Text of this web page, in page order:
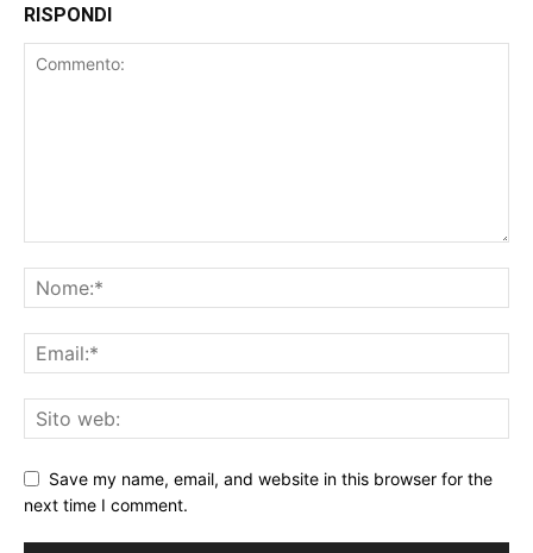
RISPONDI
Save my name, email, and website in this browser for the
next time I comment.